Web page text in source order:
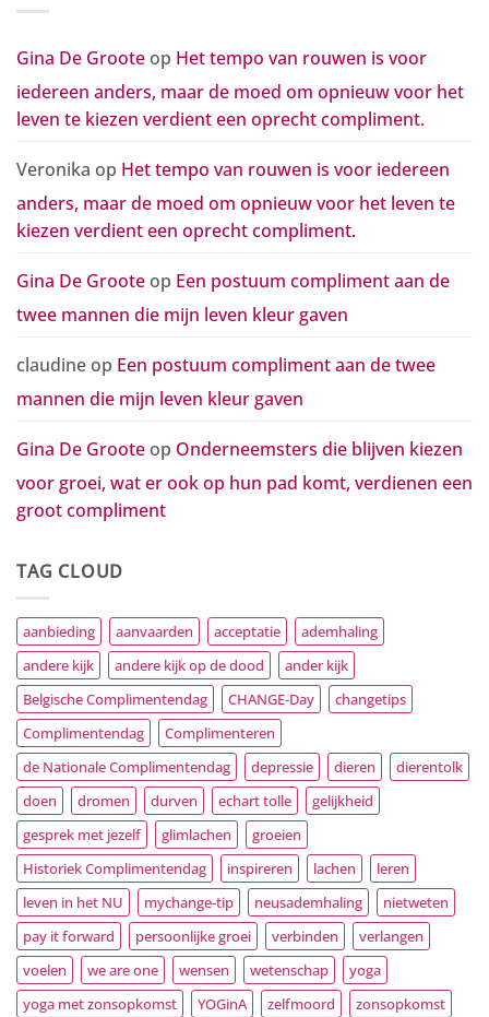
leven
te
verdient
oprecht
leven
gaven
Gina De Groote op Het tempo van rouwen is voor
iedereen anders, maar de moed om opnieuw voor het
leven te kiezen verdient een oprecht compliment.
Veronika op Het tempo van rouwen is voor iedereen
anders, maar de moed om opnieuw voor het leven te
kiezen verdient een oprecht compliment.
Gina De Groote op Een postuum compliment aan de
twee mannen die mijn leven kleur gaven
claudine op Een postuum compliment aan de twee
mannen die mijn leven kleur gaven
Gina De Groote op Onderneemsters die blijven kiezen
voor groei, wat er ook op hun pad komt, verdienen een
groot compliment
TAG CLOUD
aanbieding aanvaarden acceptatie
ademhaling
andere kijk
andere kijk op de dood
ander kijk
Belgische Complimentendag
CHANGE-Day
changetips
Complimentendag
Complimenteren
de Nationale Complimentendag
depressie dieren
dierentolk
doen
dromen durven echart tolle
gelijkheid
gesprek met jezelf
glimlachen
groeien
Historiek Complimentendag
inspireren lachen
leren
leven in het NU
mychange-tip neusademhaling
nietweten
pay it forward
persoonlijke groei verbinden
verlangen
voelen
we are one wensen wetenschap
yoga
yoga met zonsopkomst
YOGinA zelfmoord zonsopkomst